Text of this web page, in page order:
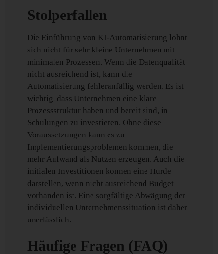
Stolperfallen
Die Einführung von KI-Automatisierung lohnt
sich nicht für sehr kleine Unternehmen mit
minimalen Prozessen. Wenn die Datenqualität
nicht ausreichend ist, kann die
Automatisierung fehleranfällig werden. Es ist
wichtig, dass Unternehmen eine klare
Prozessstruktur haben und bereit sind, in
Schulungen zu investieren. Ohne diese
Voraussetzungen kann es zu
Implementierungsproblemen kommen, die
mehr Aufwand als Nutzen erzeugen. Auch die
initialen Investitionen können eine Hürde
darstellen, wenn nicht ausreichend Budget
vorhanden ist. Eine sorgfältige Abwägung der
individuellen Unternehmenssituation ist daher
unerlässlich.
Häufige Fragen (FAQ)